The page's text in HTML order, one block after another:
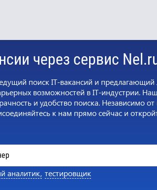
через сервис
поиск IT-вакансий и
возможностей в IT-индустрии.
и удобство поиска. Независимо
к нам прямо сейчас и
аналитик, тестировщик